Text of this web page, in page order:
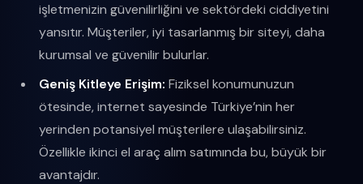
işletmenizin güvenilirliğini ve sektördeki ciddiyetini
yansıtır. Müşteriler, iyi tasarlanmış bir siteyi, daha
kurumsal ve güvenilir bulurlar.
Geniş Kitleye Erişim: Fiziksel konumunuzun
ötesinde, internet sayesinde Türkiye’nin her
yerinden potansiyel müşterilere ulaşabilirsiniz.
Özellikle ikinci el araç alım satımında bu, büyük bir
avantajdır.